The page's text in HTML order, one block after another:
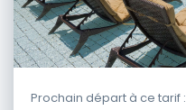
Prochain départ à ce tarif :